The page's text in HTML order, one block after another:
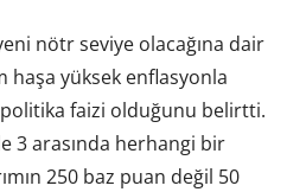
nötr seviye olacağına dair
haşa yüksek enflasyonla
faizi olduğunu belirtti.
3 arasında herhangi bir
250 baz puan değil 50